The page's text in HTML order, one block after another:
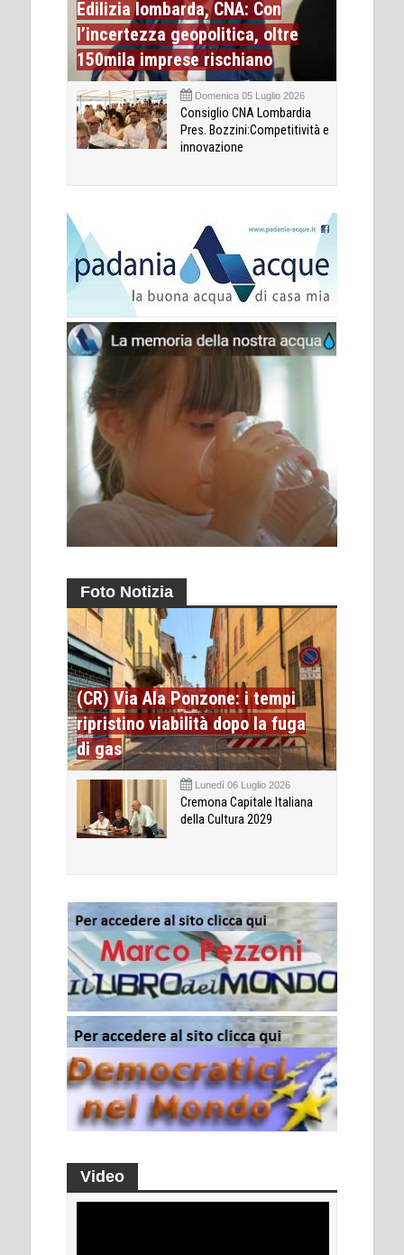
Edilizia lombarda, CNA: Con
l’incertezza geopolitica, oltre
150mila imprese rischiano
Domenica 05 Luglio 2026
Consiglio CNA Lombardia
Pres. Bozzini:Competitività e
innovazione
Foto Notizia
(CR) Via Ala Ponzone: i tempi
ripristino viabilità dopo la fuga
di gas
Lunedì 06 Luglio 2026
Cremona Capitale Italiana
della Cultura 2029
Video